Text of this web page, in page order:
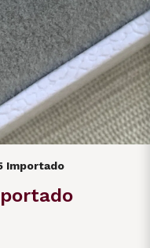
Importado